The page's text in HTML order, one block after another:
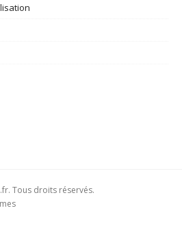
Tous droits réservés.